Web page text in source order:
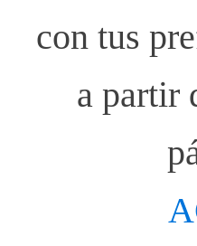
con tus
a partir